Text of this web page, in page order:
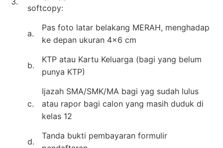
softcopy:
a.
Pas foto latar belakang MERAH, menghadap
ke depan ukuran 4×6 cm
b.
KTP atau Kartu Keluarga (bagi yang belum
punya KTP)
c.
Ijazah SMA/SMK/MA bagi yag sudah lulus
atau rapor bagi calon yang masih duduk di
kelas 12
d.
Tanda bukti pembayaran formulir